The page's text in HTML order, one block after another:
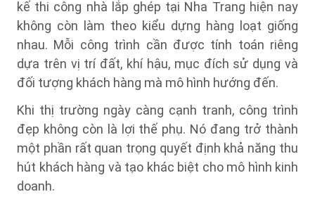
kế thi công nhà lắp ghép tại Nha Trang hiện nay
không còn làm theo kiểu dựng hàng loạt giống
nhau. Mỗi công trình cần được tính toán riêng
dựa trên vị trí đất, khí hậu, mục đích sử dụng và
đối tượng khách hàng mà mô hình hướng đến.
Khi thị trường ngày càng cạnh tranh, công trình
đẹp không còn là lợi thế phụ. Nó đang trở thành
một phần rất quan trọng quyết định khả năng thu
hút khách hàng và tạo khác biệt cho mô hình kinh
doanh.